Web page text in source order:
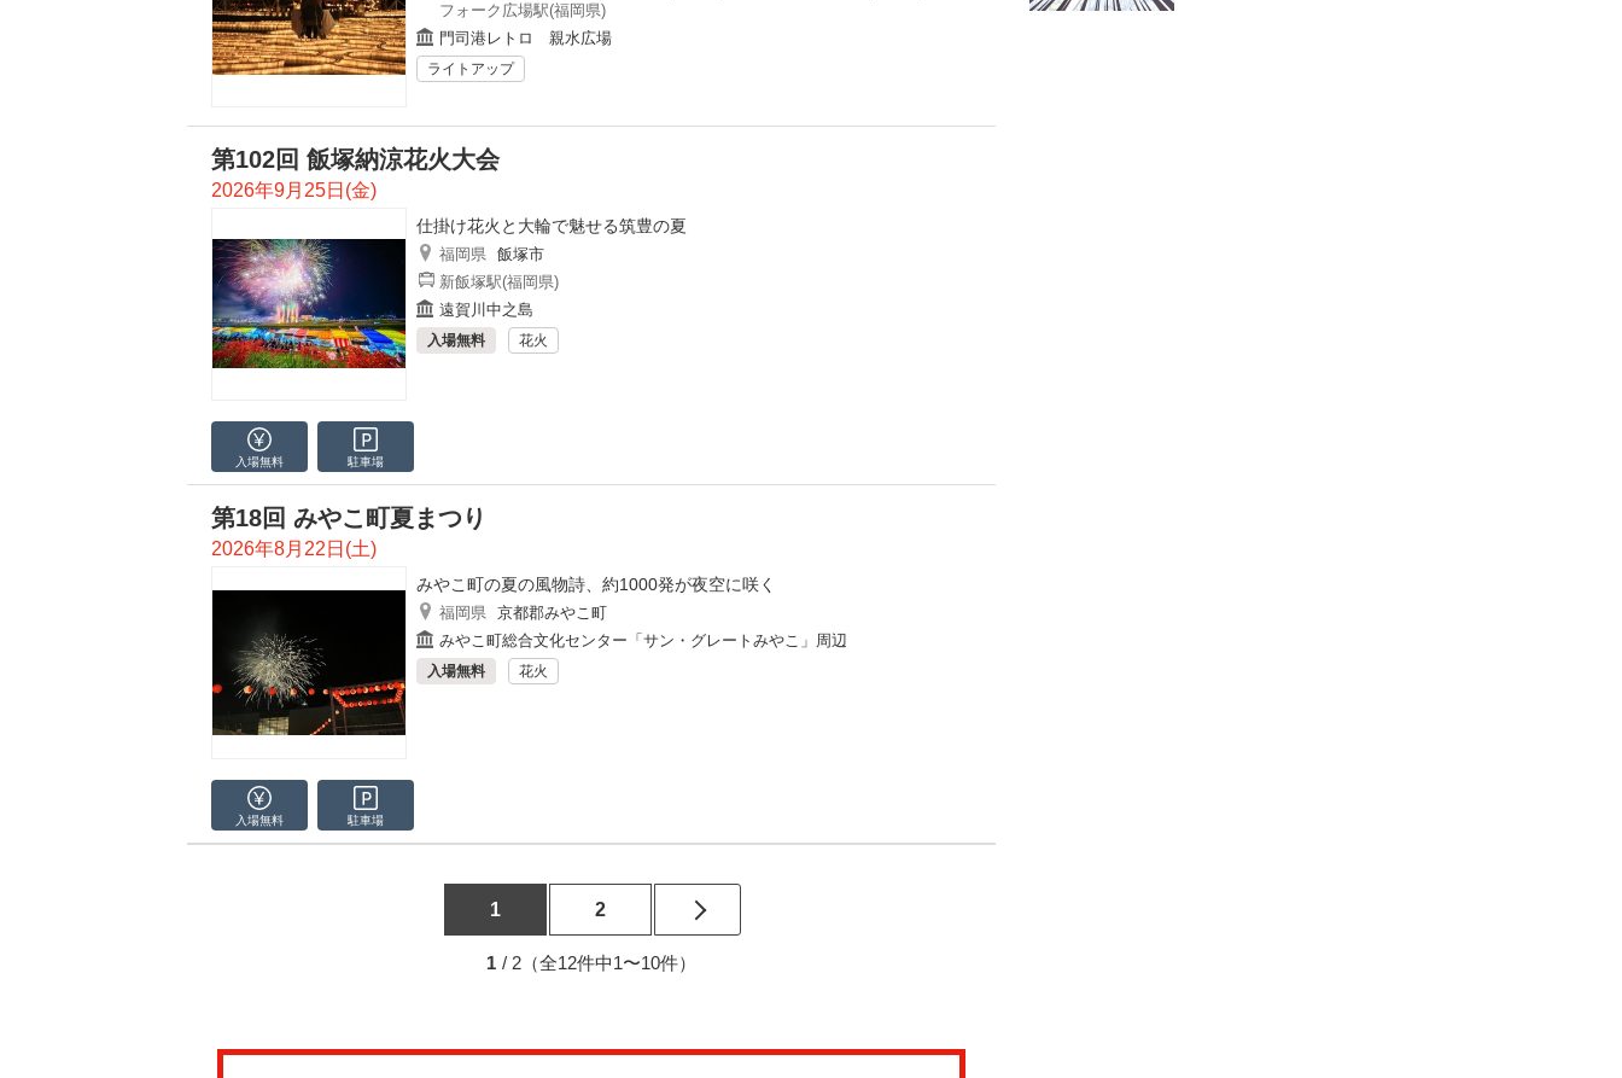
フォーク広場駅(福岡県)
門司港レトロ 親水広場
ライトアップ
第102回 飯塚納涼花火大会
2026年9月25日(金)
仕掛け花火と大輪で魅せる筑豊の夏
福岡県 飯塚市
新飯塚駅(福岡県)
遠賀川中之島
入場無料 花火
入場無料 駐車場
第18回 みやこ町夏まつり
2026年8月22日(土)
みやこ町の夏の風物詩、約1000発が夜空に咲く
福岡県 京都郡みやこ町
みやこ町総合文化センター「サン・グレートみやこ」周辺
入場無料 花火
入場無料 駐車場
1 2
1 / 2（全12件中1〜10件）